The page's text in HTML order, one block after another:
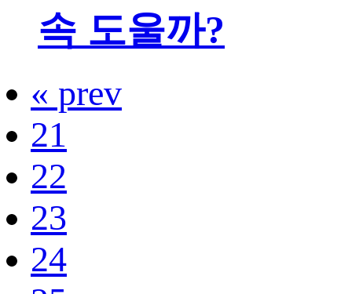
속 도울까?
« prev
21
22
23
24